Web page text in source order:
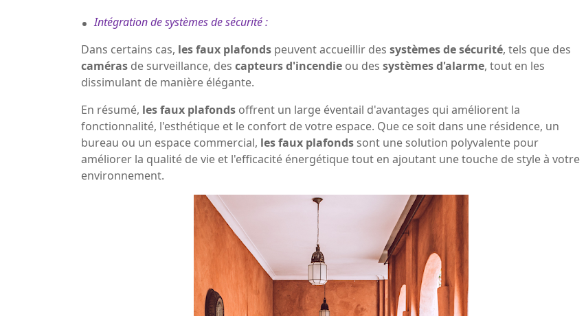
.Intégration de systèmes de sécurité :
Dans certains cas, les faux plafonds peuvent accueillir des systèmes de sécurité, tels que des
caméras de surveillance, des capteurs d'incendie ou des systèmes d'alarme, tout en les
dissimulant de manière élégante.
En résumé, les faux plafonds offrent un large éventail d'avantages qui améliorent la
fonctionnalité, l'esthétique et le confort de votre espace. Que ce soit dans une résidence, un
bureau ou un espace commercial, les faux plafonds sont une solution polyvalente pour
améliorer la qualité de vie et l'efficacité énergétique tout en ajoutant une touche de style à votre
environnement.